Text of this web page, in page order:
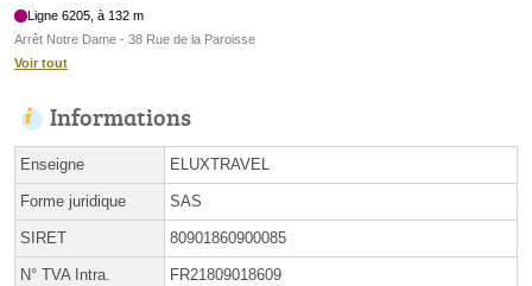
Ligne 6205, à 132 m
Arrêt Notre Dame - 38 Rue de la Paroisse
Voir tout
Informations
Enseigne ELUXTRAVEL
Forme juridique SAS
SIRET 80901860900085
N° TVA Intra. FR21809018609